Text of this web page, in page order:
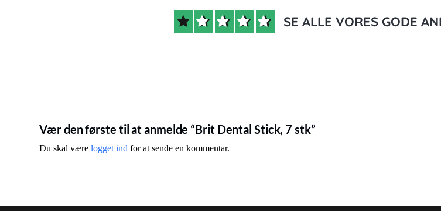
SE ALLE VORES GODE
Vær den første til at anmelde “Brit Dental Stick, 7 stk”
Du skal værelogget ind for at sende en kommentar.